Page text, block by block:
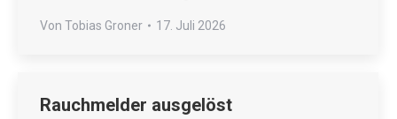
Von Tobias Groner 17. Juli 2026
Rauchmelder ausgelöst